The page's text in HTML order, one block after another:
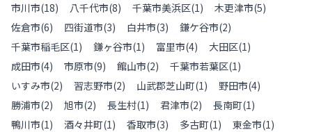
市川市(18) 八千代市(8) 千葉市美浜区(1) 木更津市(5)
佐倉市(6) 四街道市(3) 白井市(3) 鎌ケ谷市(2)
千葉市稲毛区(1) 鎌ヶ谷市(1) 富里市(4) 大田区(1)
成田市(4) 市原市(9) 館山市(2) 千葉市若葉区(1)
いすみ市(2) 習志野市(2) 山武郡芝山町(1) 野田市(4)
勝浦市(2) 旭市(2) 長生村(1) 君津市(2) 長南町(1)
鴨川市(1) 酒々井町(1) 香取市(3) 多古町(1) 東金市(1)